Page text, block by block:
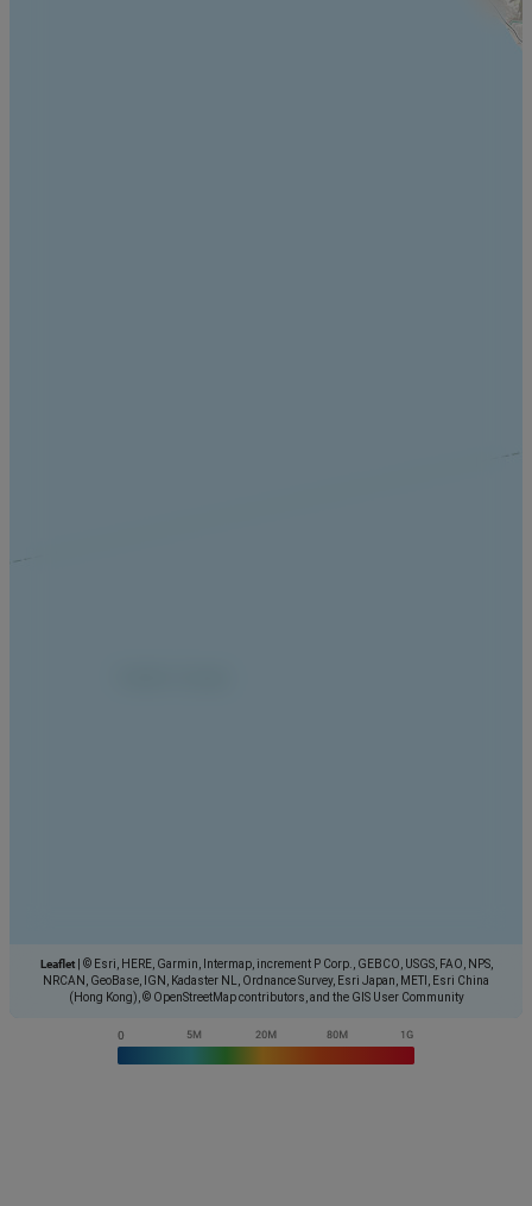
Leaflet
© Esri, HERE, Garmin, Intermap, increment P Corp., GEBCO, USGS, FAO, NPS,
NRCAN, GeoBase, IGN, Kadaster NL, Ordnance Survey, Esri Japan, METI, Esri China
(Hong Kong), © OpenStreetMap contributors, and the GIS User Community